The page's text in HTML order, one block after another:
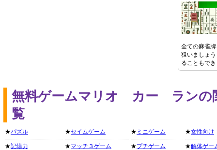
全ての麻雀
狙いましょ
ることもで
無料ゲームマリオ カー ランの
覧
★パズル
★記憶力
★セイムゲーム
★マッチ３ゲーム
★ ミニゲーム
★プチゲーム
★女性向け
★解体ゲー